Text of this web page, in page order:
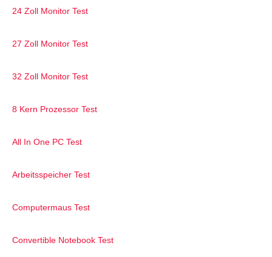
24 Zoll Monitor Test
27 Zoll Monitor Test
32 Zoll Monitor Test
8 Kern Prozessor Test
All In One PC Test
Arbeitsspeicher Test
Computermaus Test
Convertible Notebook Test